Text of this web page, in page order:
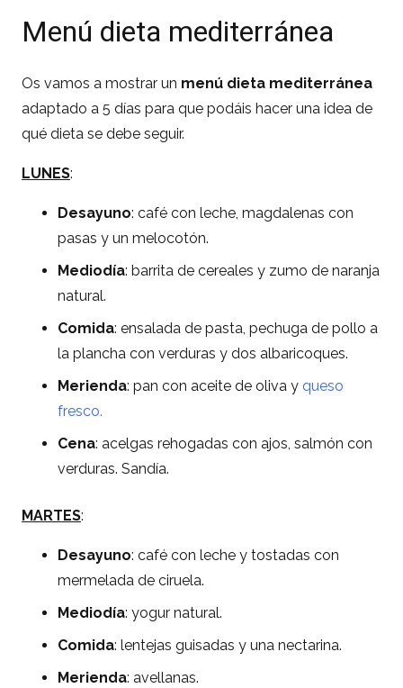
Menú dieta mediterránea
Os vamos a mostrar un menú dieta mediterránea
adaptado a 5 días para que podáis hacer una idea de
qué dieta se debe seguir.
LUNES:
Desayuno: café con leche, magdalenas con
pasas y un melocotón.
Mediodía: barrita de cereales y zumo de naranja
natural.
Comida: ensalada de pasta, pechuga de pollo a
la plancha con verduras y dos albaricoques.
Merienda: pan con aceite de oliva y queso
fresco.
Cena: acelgas rehogadas con ajos, salmón con
verduras. Sandía.
MARTES:
Desayuno: café con leche y tostadas con
mermelada de ciruela.
Mediodía: yogur natural.
Comida: lentejas guisadas y una nectarina.
Merienda: avellanas.